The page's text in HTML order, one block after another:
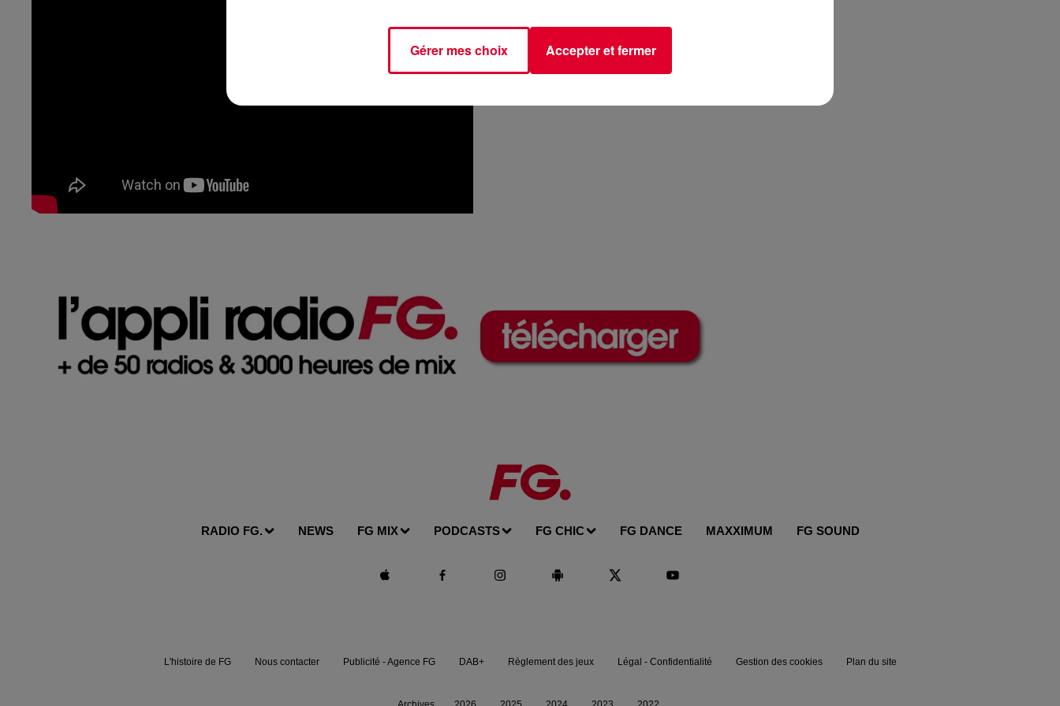
RADIO FG. NEWS FG MIX PODCASTS FG CHIC FG DANCE MAXXIMUM FG SOUND
L'histoire de FG Nous contacter Publicité - Agence FG DAB+ Règlement des jeux Légal - Confidentialité Gestion des cookies Plan du site
Gérer mes choix Accepter et fermer